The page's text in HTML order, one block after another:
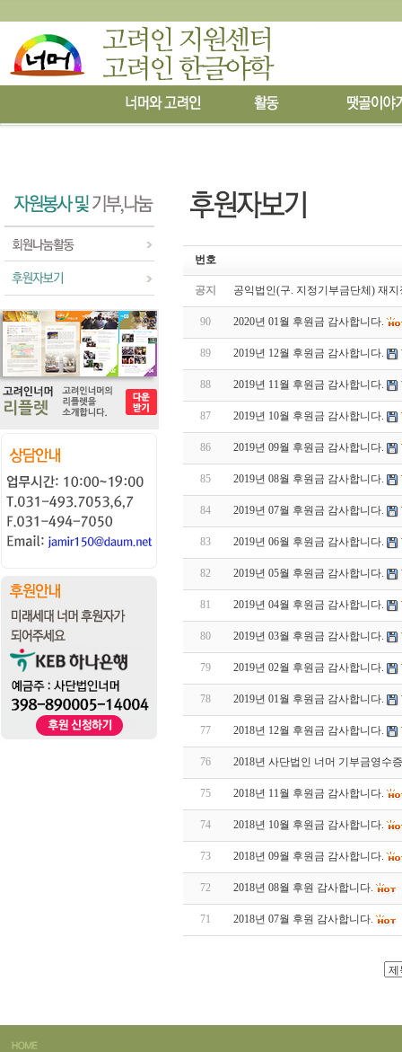
번호
공지 공익법인(구. 지정기부금단체) 재
90 2020년 01월 후원금 감사합니다.
89 2019년 12월 후원금 감사합니다.
88 2019년 11월 후원금 감사합니다.
87 2019년 10월 후원금 감사합니다.
86 2019년 09월 후원금 감사합니다.
85 2019년 08월 후원금 감사합니다.
84 2019년 07월 후원금 감사합니다.
83 2019년 06월 후원금 감사합니다.
82 2019년 05월 후원금 감사합니다.
81 2019년 04월 후원금 감사합니다.
80 2019년 03월 후원금 감사합니다.
79 2019년 02월 후원금 감사합니다.
78 2019년 01월 후원금 감사합니다.
77 2018년 12월 후원금 감사합니다.
76 2018년 사단법인 너머 기부금영수
75 2018년 11월 후원금 감사합니다.
74 2018년 10월 후원금 감사합니다.
73 2018년 09월 후원금 감사합니다.
72 2018년 08월 후원 감사합니다.
71 2018년 07월 후원 감사합니다.